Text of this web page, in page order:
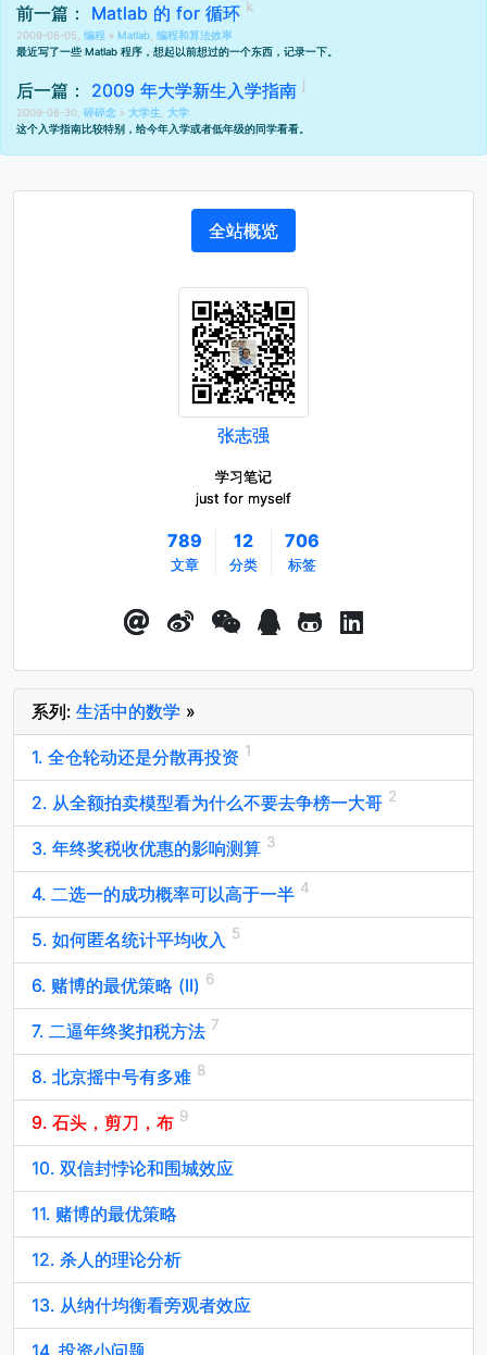
前一篇： Matlab 的 for 循环
2009-08-05, 编程 » Matlab 编程和算法效率
最近写了一些 Matlab 程序，想起以前想过的一个东西，记录一下。
后一篇： 2009 年大学新生入学指南
2009-08-30, 碎碎念 » 大学生
大学
这个入学指南比较特别，给今年入学或者低年级的同学看看。
全站概览
张志强
学习笔记
just for myself
789
文章
12
分类
706
标签
系列: 生活中的数学 »
1. 全仓轮动还是分散再投资
2. 从全额拍卖模型看为什么不要去争榜一大哥
3. 年终奖税收优惠的影响测算
4. 二选一的成功概率可以高于一半
5. 如何匿名统计平均收入
6. 赌博的最优策略 (II)
7. 二逼年终奖扣税方法
8. 北京摇中号有多难
9. 石头，剪刀，布
10. 双信封悖论和围城效应
11. 赌博的最优策略
12. 杀人的理论分析
13. 从纳什均衡看旁观者效应
14. 投资小问题